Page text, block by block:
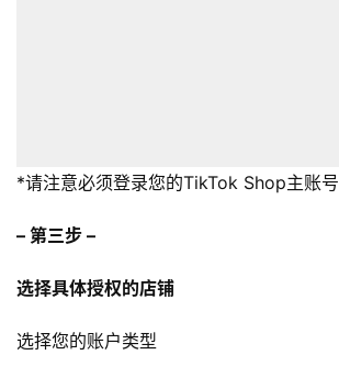
*请注意必须登录您的TikTok Shop主账号
– 第三步 –
选择具体授权的店铺
选择您的账户类型